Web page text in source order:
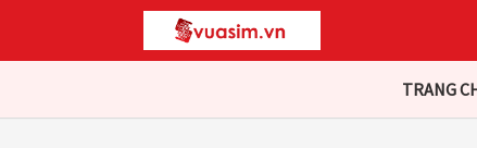
TRANG